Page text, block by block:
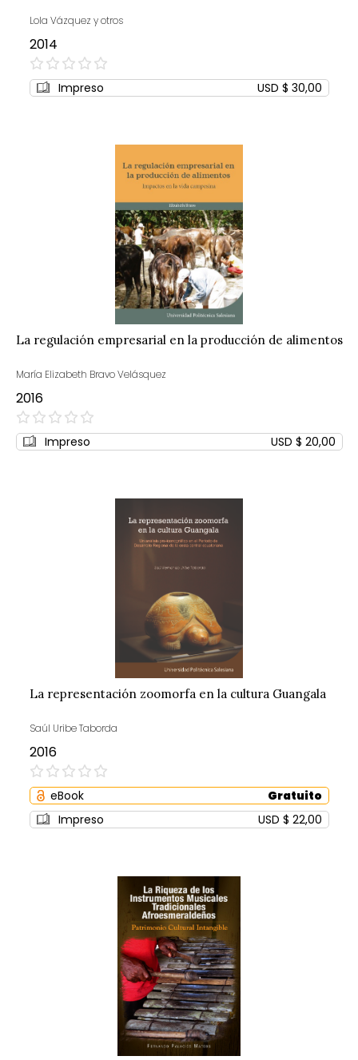
Lola Vázquez y otros
2014
0%
Impreso USD $ 30,00
La regulación empresarial en la producción de alimentos
María Elizabeth Bravo Velásquez
2016
0%
Impreso USD $ 20,00
La representación zoomorfa en la cultura Guangala
Saúl Uribe Taborda
2016
0%
eBook
Gratuito
Impreso
USD $ 22,00